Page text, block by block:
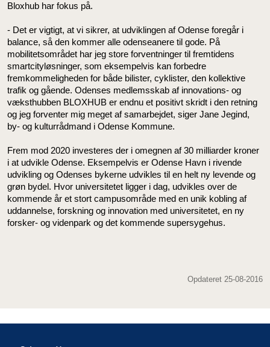
Bloxhub har fokus på.
- Det er vigtigt, at vi sikrer, at udviklingen af Odense foregår i
balance, så den kommer alle odenseanere til gode. På
mobilitetsområdet har jeg store forventninger til fremtidens
smartcityløsninger, som eksempelvis kan forbedre
fremkommeligheden for både bilister, cyklister, den kollektive
trafik og gående. Odenses medlemsskab af innovations- og
væksthubben BLOXHUB er endnu et positivt skridt i den retning
og jeg forventer mig meget af samarbejdet, siger Jane Jegind,
by- og kulturrådmand i Odense Kommune.
Frem mod 2020 investeres der i omegnen af 30 milliarder kroner
i at udvikle Odense. Eksempelvis er Odense Havn i rivende
udvikling og Odenses bykerne udvikles til en helt ny levende og
grøn bydel. Hvor universitetet ligger i dag, udvikles over de
kommende år et stort campusområde med en unik kobling af
uddannelse, forskning og innovation med universitetet, en ny
forsker- og videnpark og det kommende supersygehus.
Opdateret 25-08-2016